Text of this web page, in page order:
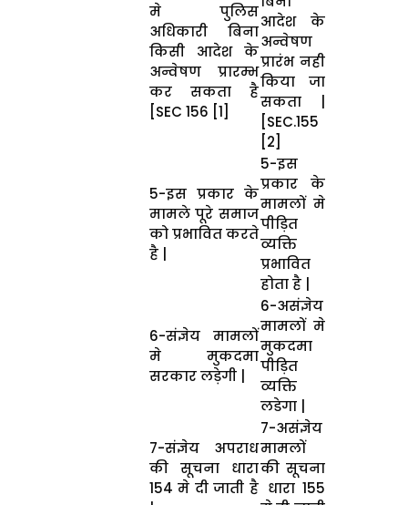
मे पुलिस
अधिकारी बिना
किसी आदेश के
अन्वेषण प्रारम्भ
कर सकता है
[SEC 156 [1]
आदेश के
अन्वेषण
प्रारंभ नही
किया जा
सकता |
[SEC.155
[2]
5-इस प्रकार के
मामले पूरे समाज
को प्रभावित करते
है |
5-इस
प्रकार के
मामलों मे
पीड़ित
व्यक्ति
प्रभावित
होता है |
6-संज्ञेय मामलों
मे मुकदमा
सरकार लड़ेगी |
6-असंज्ञेय
मामलों मे
मुकदमा
पीड़ित
व्यक्ति
लडेगा |
7-संज्ञेय अपराध
की सूचना धारा
154 मे दी जाती है
7-असंज्ञेय
मामलों
की सूचना
धारा 155